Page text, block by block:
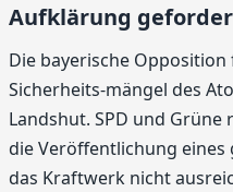
Aufklärung
Die bayerische
Sicherheits-mängel des
Landshut. SPD und
die Veröffentlichung eines
das Kraftwerk nicht